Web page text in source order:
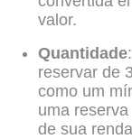
valor.
Quantidade
reservar de
como um
uma
de sua